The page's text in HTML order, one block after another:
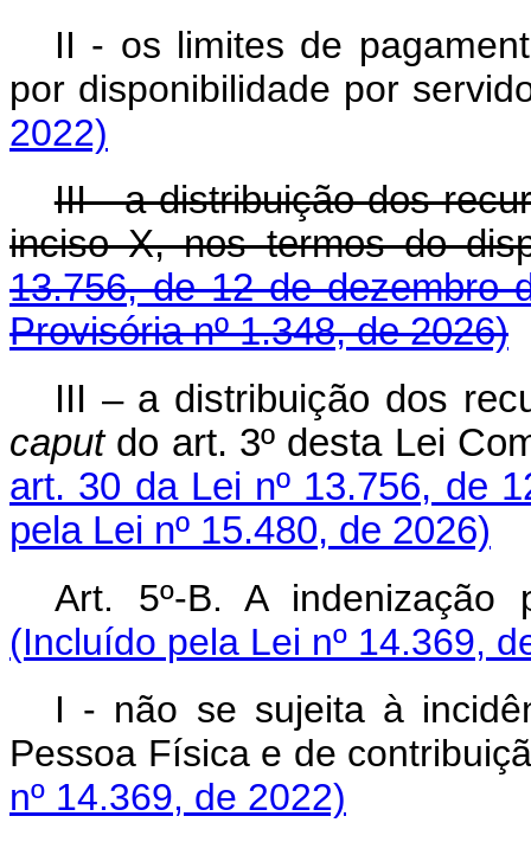
II - os limites de
por disponibilidade por
2022)
III - a distribuição dos
inciso X, nos termos do
13.756, de 12 de dezembro
Provisória nº 1.348, de 2026)
III – a distribuição dos
caput do art. 3º desta Lei
art. 30 da Lei nº 13.756, de
pela Lei nº 15.480, de 2026)
Art. 5º-B. A indenização
(Incluído pela Lei nº 14.369,
I - não se sujeita à
Pessoa Física e de
nº 14.369, de 2022)